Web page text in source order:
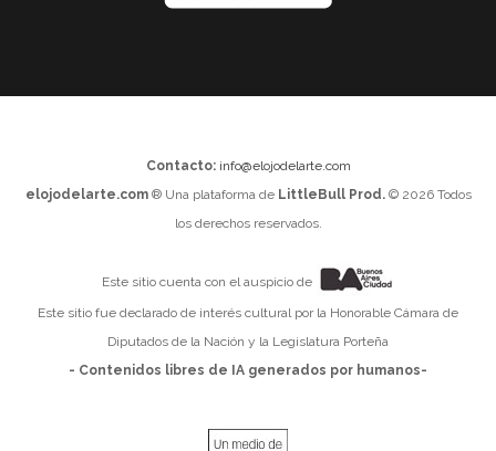
Contacto: info@elojodelarte.com
elojodelarte.com® Una plataforma de LittleBull Prod.© 2026 Todos
los derechos reservados.
Este sitio cuenta con el auspicio de
Este sitio fue declarado de interés cultural por la Honorable Cámara de
Diputados de la Nación y la Legislatura Porteña
- Contenidos libres de IA generados por humanos-